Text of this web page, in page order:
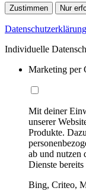
Zustimmen Nur
Datenschutzerklärung
Individuelle
Marketing per
Mit deiner
unserer
Produkte.
ab und nutzen
Dienste bereits
Bing, Criteo,